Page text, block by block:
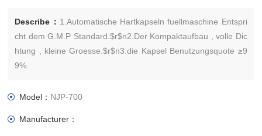
Describe： 1.Automatische Hartkapseln fuellmaschine Entspri
cht dem G.M.P Standard.$r$n2.Der Kompaktaufbau , volle Dic
htung , kleine Groesse.$r$n3.die Kapsel Benutzungsquote ≥9
9%.
Model： NJP-700
Manufacturer：